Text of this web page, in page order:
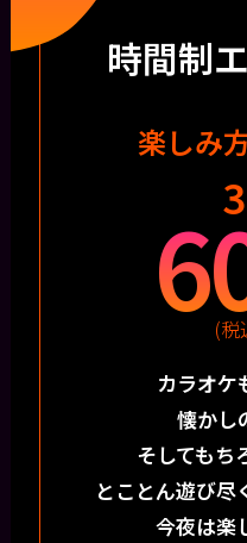
時間制
楽しみ
(税
カラオケ
懐かし
そしてもち
とことん遊び尽
今夜は楽